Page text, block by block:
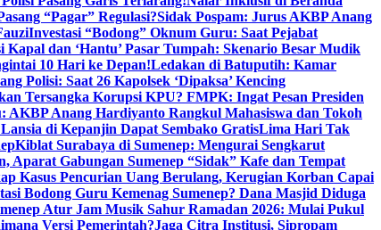
“Pagar” Regulasi?Sidak Pospam: Jurus AKBP Anang
Investasi “Bodong” Oknum Guru: Saat Pejabat
Kapal dan ‘Hantu’ Pasar Tumpah: Skenario Besar Mudik
10 Hari ke Depan!Ledakan di Batuputih: Kamar
Polisi: Saat 26 Kapolsek ‘Dipaksa’ Kencing
Tersangka Korupsi KPU? FMPK: Ingat Pesan Presiden
AKBP Anang Hardiyanto Rangkul Mahasiswa dan Tokoh
di Kepanjin Dapat Sembako GratisLima Hari Tak
Kiblat Surabaya di Sumenep: Mengurai Sengkarut
Aparat Gabungan Sumenep “Sidak” Kafe dan Tempat
Kasus Pencurian Uang Berulang, Kerugian Korban Capai
Bodong Guru Kemenag Sumenep? Dana Masjid Diduga
Atur Jam Musik Sahur Ramadan 2026: Mulai Pukul
Versi Pemerintah?Jaga Citra Institusi, Sipropam